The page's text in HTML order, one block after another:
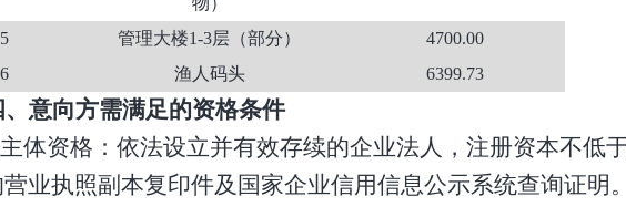
5 管理大楼1-3层（部分）
4700.00
6
渔人码头 6399.73
意向方需满足的资格条件
体资格：依法设立并有效存续的企业法人，注册资本不低
业执照副本复印件及国家企业信用信息公示系统查询证明。